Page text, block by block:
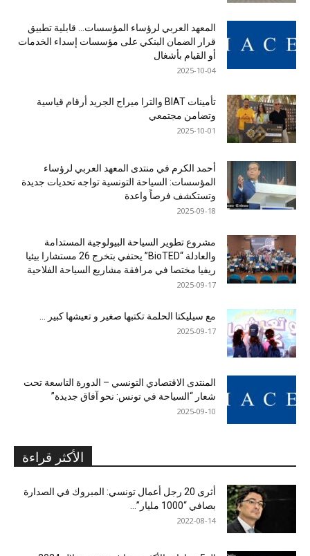
المعهد العربي لرؤساء المؤسسات… قابلية تطبيق
قرار الضمان البنكي على مؤسسات إسداء الخدمات
أو القيام بأشغال
2025-10-04
تأمينات BIAT والترا ميراج الجريد أرقام قياسية
وتضامن مجتمعي
2025-10-01
أحمد الكرم في منتدى المعهد العربي لرؤساء
المؤسسات: السياحة التونسية تواجه تحديات جديدة
وتستكشف فرصاً واعدة
2025-09-18
مشروع تطوير السياحة البيولوجية المستدامة
والعادلة “BioTED” يحتفي بتخرج 26 مستشارا بيئيا
ريفيا مختصا في مرافقة مشاريع السياحة الفلاحية
2025-09-17
مع سيليكتا الحلمة تكتبها صغير و تعيشها كبير …
2025-09-17
المنتدى الاقتصادي التونسي – الدورة التاسعة تحت
شعار “السياحة في تونس: نحو آفاق جديدة”
2025-09-10
الأكثر قراءة
أثرى 20 رجل أعمال تونسي: المبروك في الصدارة
بصافي “1000 مليار”...
2022-08-14